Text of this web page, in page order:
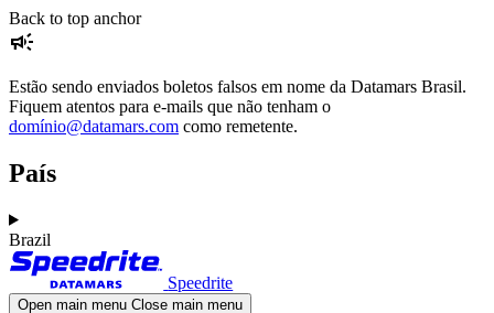
Skip
to
content
Skip
to
Back to top anchor
campaign
Estão sendo enviados boletos falsos em nome da Datamars Brasil.
Fiquem atentos para e-mails que não tenham o
domínio@datamars.com como remetente.
País
Brazil
Speedrite
Open main menu Close main menu